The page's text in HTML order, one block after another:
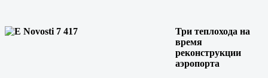
Три теплохода на
время
реконструкции
аэропорта